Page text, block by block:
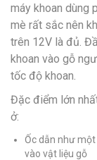
máy khoan dùng
mè rất sắc nên
trên 12V là đủ.
khoan vào gỗ
tốc độ khoan.
Đặc điểm lớn
ở:
Ốc dẫn như
vào vật liệu gỗ